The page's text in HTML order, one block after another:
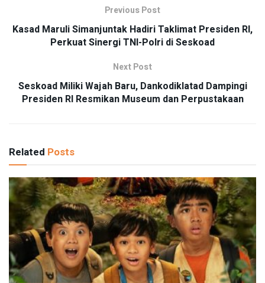
Previous Post
Kasad Maruli Simanjuntak Hadiri Taklimat Presiden RI,
Perkuat Sinergi TNI-Polri di Seskoad
Next Post
Seskoad Miliki Wajah Baru, Dankodiklatad Dampingi
Presiden RI Resmikan Museum dan Perpustakaan
Related Posts